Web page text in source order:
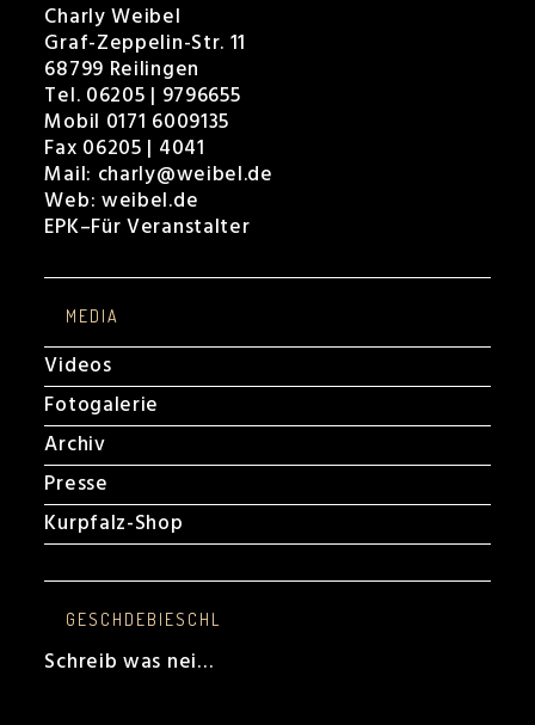
Charly Weibel
Graf-Zeppelin-Str. 11
68799 Reilingen
Tel. 06205 | 9796655
Mobil 0171 6009135
Fax 06205 | 4041
Mail: charly@weibel.de
Web: weibel.de
EPK–Für Veranstalter
MEDIA
Videos
Fotogalerie
Archiv
Presse
Kurpfalz-Shop
GESCHDEBIESCHL
Schreib was nei…